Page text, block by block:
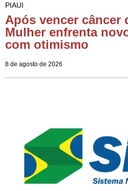
PIAUI
Após vencer câncer
Mulher enfrenta
com otimismo
8 de agosto de 2026